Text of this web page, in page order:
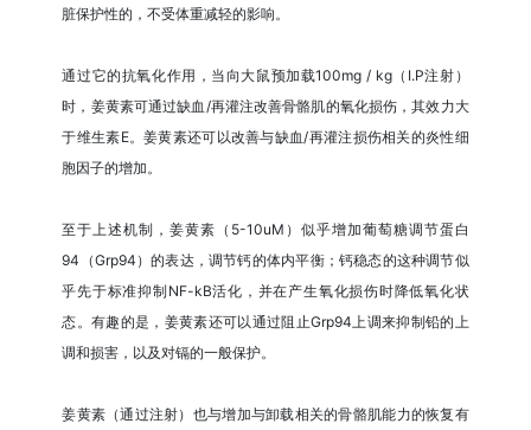
脏保护性的，不受体重减轻的影响。
通过它的抗氧化作用，当向大鼠预加载100mg / kg（I.P注射）
时，姜黄素可通过缺血/再灌注改善骨骼肌的氧化损伤，其效力大
于维生素E。姜黄素还可以改善与缺血/再灌注损伤相关的炎性细
胞因子的增加。
至于上述机制，姜黄素（5-10uM）似乎增加葡萄糖调节蛋白
94（Grp94）的表达，调节钙的体内平衡；钙稳态的这种调节似
乎先于标准抑制NF-kB活化，并在产生氧化损伤时降低氧化状
态。有趣的是，姜黄素还可以通过阻止Grp94上调来抑制铅的上
调和损害，以及对镉的一般保护。
姜黄素（通过注射）也与增加与卸载相关的骨骼肌能力的恢复有